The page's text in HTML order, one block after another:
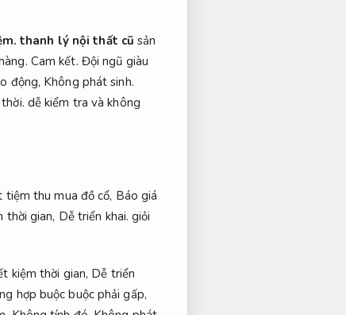
thanh lý nội thất cũ sản
Cam kết. Đội ngũ giàu
động, Không phát sinh.
dễ kiểm tra và không
tiệm thu mua đồ cổ, Báo giá
thời gian, Dễ triển khai. giỏi
kiệm thời gian, Dễ triển
hợp buộc buộc phải gấp,